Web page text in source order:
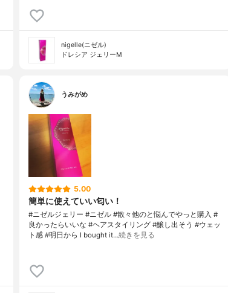
nigelle(ニゼル)
ドレシア ジェリーM
うみがめ
5.00
簡単に使えていい匂い！
#ニゼルジェリー #ニゼル #散々他のと悩んでやっと購入 #
良かったらいいな #ヘアスタイリング #醸し出そう #ウェッ
ト感 #明日から I bought it…続きを見る